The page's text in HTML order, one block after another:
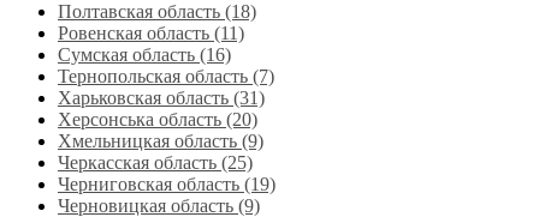
Полтавская область (18)
Ровенская область‎ (11)
Сумская область‎ (16)
Тернопольская область‎ (7)
Харьковская область‎ (31)
Херсонська область‎ (20)
Хмельницкая область‎ (9)
Черкасская область‎ (25)
Черниговская область (19)
Черновицкая область (9)